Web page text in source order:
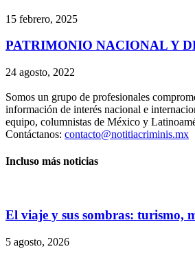
15 febrero, 2025
PATRIMONIO NACIONAL Y
24 agosto, 2022
Somos un grupo de profesionales
información de interés nacional e
equipo, columnistas de México y
Contáctanos: contacto@notitiacriminis.mx
Incluso más noticias
El viaje y sus sombras: turismo,
5 agosto, 2026